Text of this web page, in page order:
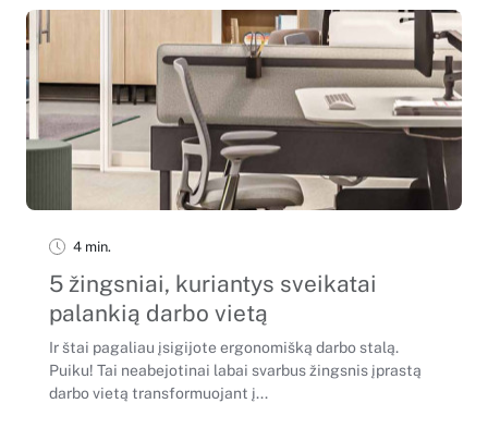
4 min.
5 žingsniai, kuriantys sveikatai
palankią darbo vietą
Ir štai pagaliau įsigijote ergonomišką darbo stalą.
Puiku! Tai neabejotinai labai svarbus žingsnis įprastą
darbo vietą transformuojant į...